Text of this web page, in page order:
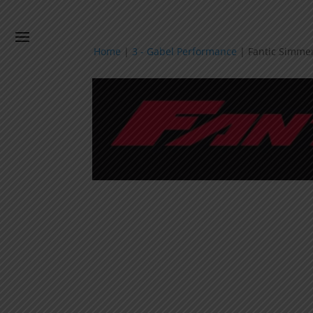
Home 3 - Gabel Performance Fantic